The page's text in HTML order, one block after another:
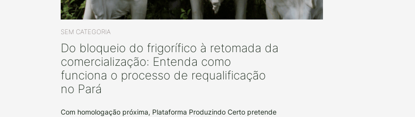
SEM CATEGORIA
Do bloqueio do frigorífico à retomada da
comercialização: Entenda como
funciona o processo de requalificação
no Pará
Com homologação próxima, Plataforma Produzindo Certo pretende